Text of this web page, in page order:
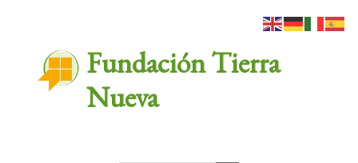
Fundación Tierra
Nueva